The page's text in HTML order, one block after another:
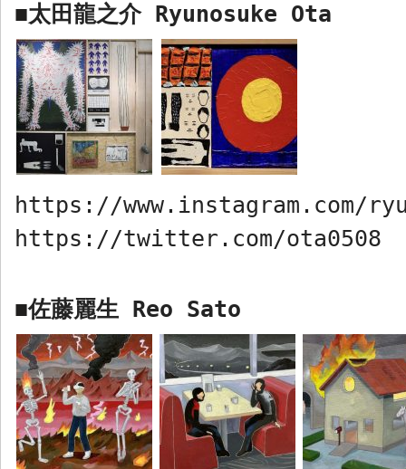
■太田龍之介 Ryunosuke Ota
https://www.instagram.com/
https://twitter.com/ota0508
■佐藤麗生 Reo Sato